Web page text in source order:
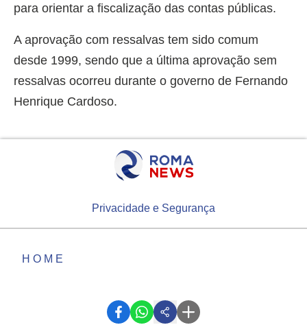
para orientar a fiscalização das contas públicas.
A aprovação com ressalvas tem sido comum
desde 1999, sendo que a última aprovação sem
ressalvas ocorreu durante o governo de Fernando
Henrique Cardoso.
Privacidade e Segurança
HOME